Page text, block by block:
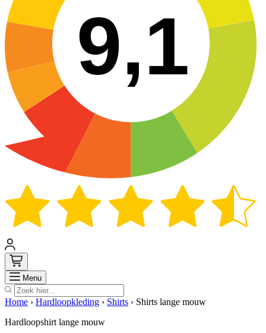
9,1
Menu Zoek
Home › Hardloopkleding › Shirts › Shirts lange mouw
Hardloopshirt lange mouw